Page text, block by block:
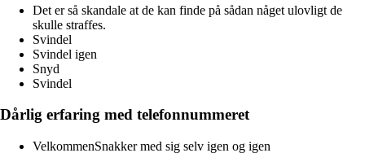
Det er så skandale at de kan finde på sådan någet ulovligt de
skulle straffes.
Svindel
Svindel igen
Snyd
Svindel
Dårlig erfaring med telefonnummeret
VelkommenSnakker med sig selv igen og igen